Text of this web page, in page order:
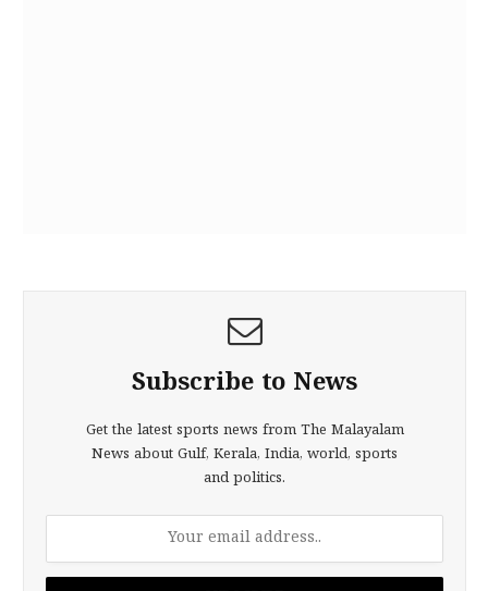
Subscribe to News
Get the latest sports news from The Malayalam
News about Gulf, Kerala, India, world, sports
and politics.